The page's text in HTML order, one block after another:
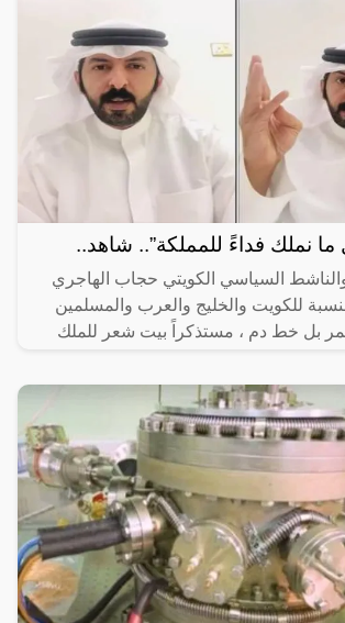
ما نملك فداءً للمملكة”.. شاهد..
السياسي الكويتي حجاب الهاجري
للكويت والخليج والعرب والمسلمين
بل خط دم ، مستذكراً بيت شعر للملك